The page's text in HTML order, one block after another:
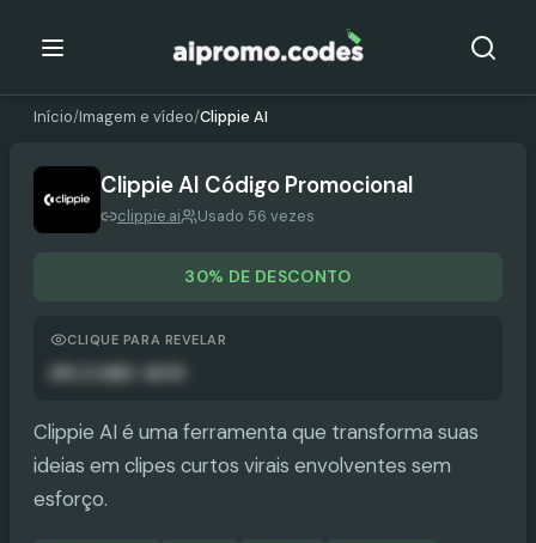
Início/Imagem e vídeo/Clippie AI
Clippie AI Código Promocional
clippie.ai Usado 56 vezes
30% DE DESCONTO
CLIQUE PARA REVELAR
Clippie AI é uma ferramenta que transforma suas
ideias em clipes curtos virais envolventes sem
esforço.